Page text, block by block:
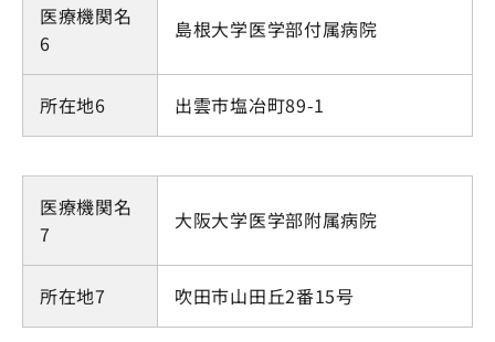
医療機関名
6
島根大学医学部付属病院
所在地6 出雲市塩冶町89-1
医療機関名
7
大阪大学医学部附属病院
所在地7 吹田市山田丘2番15号